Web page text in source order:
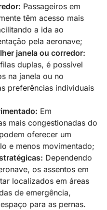
Passageiros em
têm acesso mais
a ida ao
pela aeronave;
janela ou corredor:
duplas, é possível
na janela ou no
preferências individuais
Em
mais congestionadas do
oferecer um
e menos movimentado;
Dependendo
os assentos em
localizados em áreas
de emergência,
para as pernas.